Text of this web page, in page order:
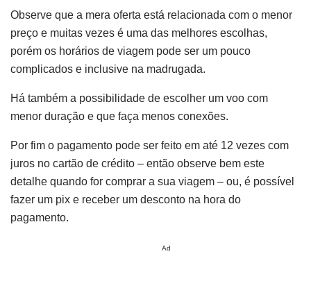
Observe que a mera oferta está relacionada com o menor
preço e muitas vezes é uma das melhores escolhas,
porém os horários de viagem pode ser um pouco
complicados e inclusive na madrugada.
Há também a possibilidade de escolher um voo com
menor duração e que faça menos conexões.
Por fim o pagamento pode ser feito em até 12 vezes com
juros no cartão de crédito – então observe bem este
detalhe quando for comprar a sua viagem – ou, é possível
fazer um pix e receber um desconto na hora do
pagamento.
Ad